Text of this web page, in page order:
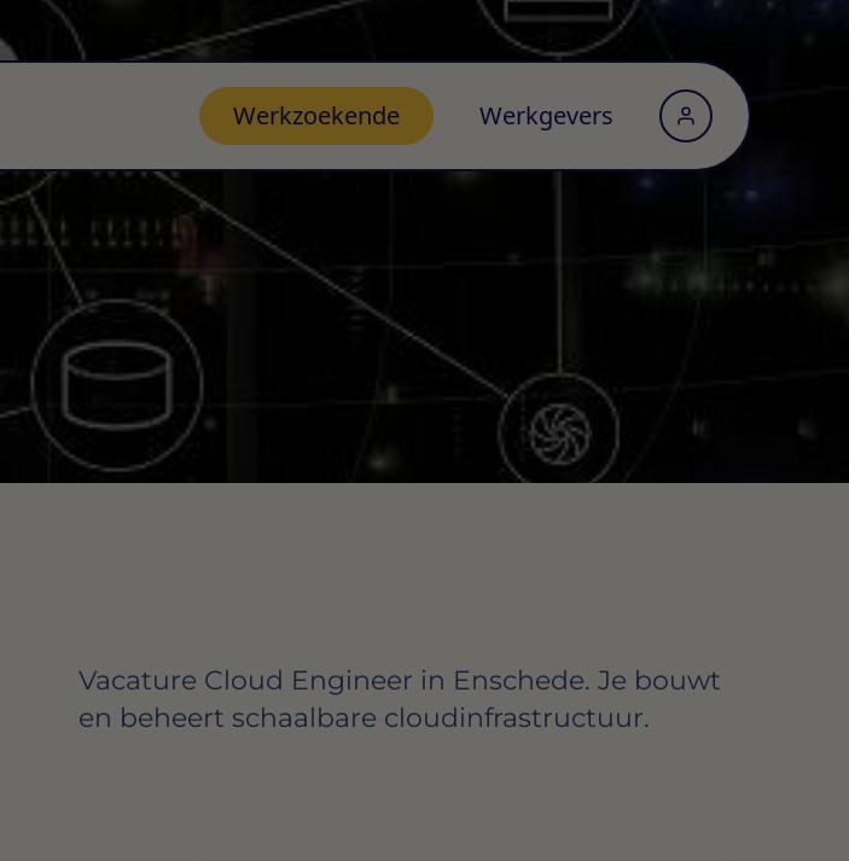
Werkzoekende Werkgevers
Vacature Cloud Engineer in Enschede. Je bouwt
en beheert schaalbare cloudinfrastructuur.